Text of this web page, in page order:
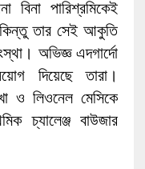
বিনা পারিশ্রমিকেই
কিন্তু তার সেই আকুতি
অভিজ্ঞ এদগার্দো
দিয়েছে তারা।
ও লিওনেল মেসিকে
চ্যালেঞ্জ বাউজার